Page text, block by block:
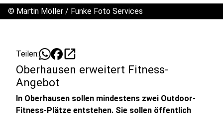
© Martin Möller / Funke Foto Services
Teilen: open_in_new
Oberhausen erweitert Fitness-
Angebot
In Oberhausen sollen mindestens zwei Outdoor-
Fitness-Plätze entstehen. Sie sollen öffentlich